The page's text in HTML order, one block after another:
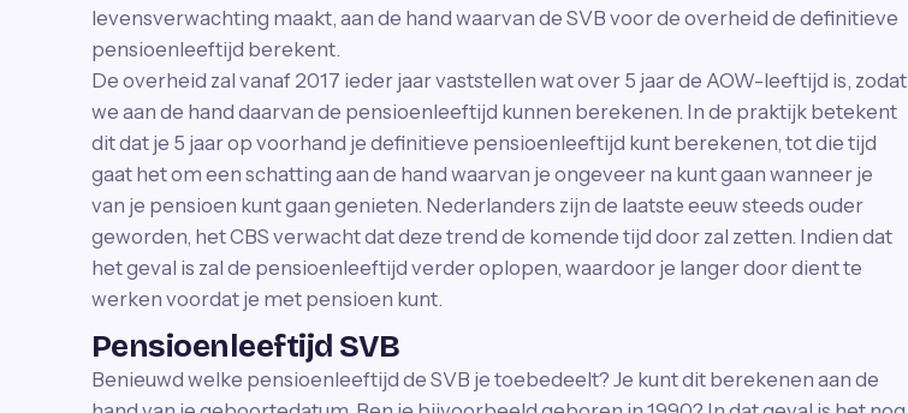
levensverwachting maakt, aan de hand waarvan de SVB voor de overheid de definitieve
pensioenleeftijd berekent.
De overheid zal vanaf 2017 ieder jaar vaststellen wat over 5 jaar de AOW-leeftijd is, zodat
we aan de hand daarvan de pensioenleeftijd kunnen berekenen. In de praktijk betekent
dit dat je 5 jaar op voorhand je definitieve pensioenleeftijd kunt berekenen, tot die tijd
gaat het om een schatting aan de hand waarvan je ongeveer na kunt gaan wanneer je
van je pensioen kunt gaan genieten. Nederlanders zijn de laatste eeuw steeds ouder
geworden, het CBS verwacht dat deze trend de komende tijd door zal zetten. Indien dat
het geval is zal de pensioenleeftijd verder oplopen, waardoor je langer door dient te
werken voordat je met pensioen kunt.
Pensioenleeftijd SVB
Benieuwd welke pensioenleeftijd de SVB je toebedeelt? Je kunt dit berekenen aan de